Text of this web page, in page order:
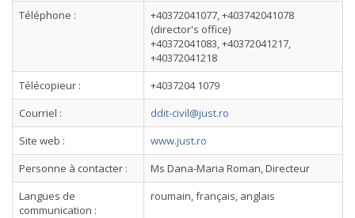
Téléphone :
+40372041077, +403742041078
(director's office)
+40372041083, +40372041217,
+40372041218
Télécopieur :
+4037204 1079
Courriel :
ddit-civil@just.ro
Site web :
www.just.ro
Personne à contacter :
Ms Dana-Maria Roman, Directeur
Langues de
communication :
roumain, français, anglais